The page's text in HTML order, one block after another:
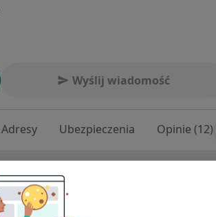
Wyślij wiadomość
Adresy Ubezpieczenia Opinie (12)
w trudnym momencie swojego życia